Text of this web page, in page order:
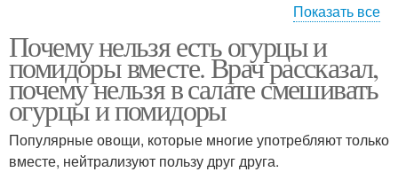
Огурцы в салате Огурцов с помидорами
Помидоры в салате Салаты с помидорами
Показать все
Почему нельзя есть огурцы и
помидоры вместе. Врач рассказал,
почему нельзя в салате смешивать
огурцы и помидоры
Популярные овощи, которые многие употребляют только
вместе, нейтрализуют пользу друг друга.